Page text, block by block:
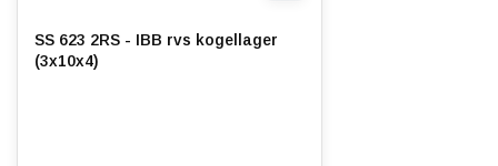
SS 623 2RS - IBB rvs kogellager
(3x10x4)